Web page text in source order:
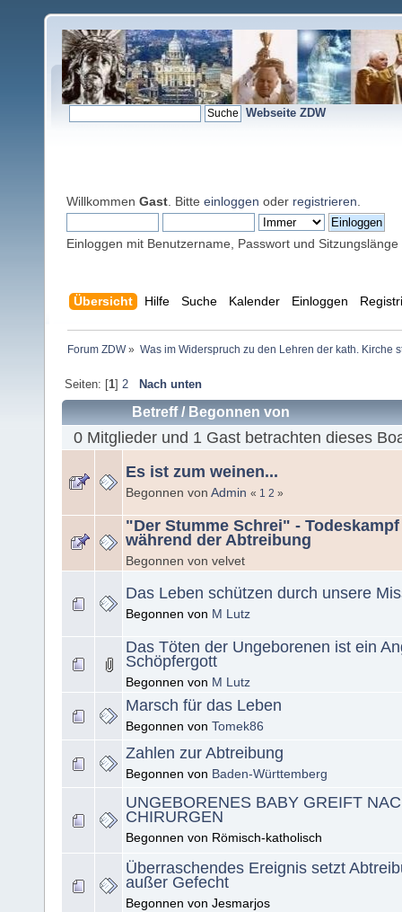
Webseite ZDW
Willkommen Gast . Bitte einloggen oder registrieren
Einloggen mit Benutzername, Passwort und Sitzungslänge
Übersicht Hilfe Suche Kalender Einloggen
Forum ZDW» Was im Widerspruch zu den Lehren der kath. Kirche
Seiten: [1] 2 Nach unten
Betreff/ Begonnen von
0 Mitglieder und 1 Gast betrachten dieses
Es ist zum weinen...
Begonnen von Admin « 1 2 »
"Der Stumme Schrei" -
während der Abtreibung
Begonnen von velvet
Das Leben schützen durch unsere
Begonnen von M Lutz
Das Töten der Ungeborenen ist ein
Schöpfergott
Begonnen von M Lutz
Marsch für das Leben
Begonnen von Tomek86
Zahlen zur Abtreibung
Begonnen von Baden-Württemberg
UNGEBORENES BABY GREIFT
CHIRURGEN
Begonnen von Römisch-katholisch
Überraschendes Ereignis setzt
außer Gefecht
Begonnen von Jesmarjos